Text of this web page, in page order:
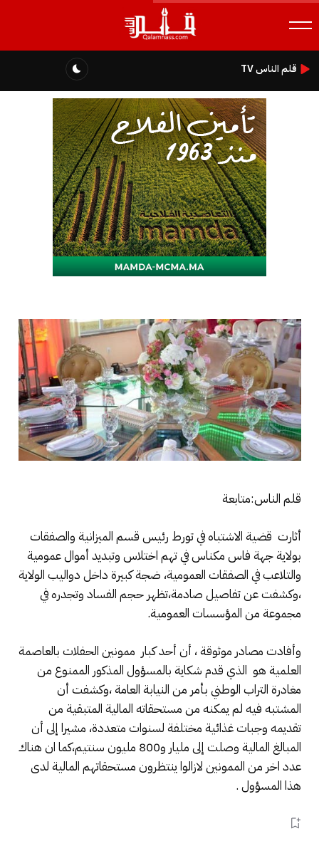
قلم الناس TV
قلم الناس:متابعة
أثارت قضية الاشتباه في تورط رئيس قسم الميزانية والصفقات
بولاية جهة فاس مكناس في تهم اختلاس وتبديد أموال عمومية
والتلاعب في الصفقات العمومية، ضجة كبيرة داخل دواليب الولاية
،وكشفت عن تفاصيل صادمة،تظهر حجم الفساد وتجدره في
مجموعة من المؤسسات العمومية.
وأفادت مصادر موثوقة ، أن أحد كبار ممونين الحفلات بالعاصمة
العلمية هو الذي قدم شكاية بالمسؤول المذكور الممنوع من
مغادرة التراب الوطني بأمر من النيابة العامة ،وكشفت أن
المشتبه فيه لم يمكنه من مستحقاته المالية المتبقية من
تقديمه وجبات غذائية مختلفة لسنوات متعددة، مشيرا إلى أن
المبالغ المالية وصلت إلى مليار و800 مليون سنتيم،كما ان هناك
عدد اخر من الممونين لازالوا ينتظرون مستحقاتهم المالية لدى
هذا المسؤول .